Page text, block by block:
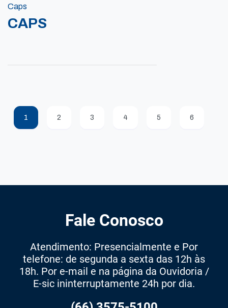
Caps
CAPS
1 2 3 4 5 6
Fale Conosco
Atendimento: Presencialmente e Por
telefone: de segunda a sexta das 12h às
18h. Por e-mail e na página da Ouvidoria /
E-sic ininterruptamente 24h por dia.